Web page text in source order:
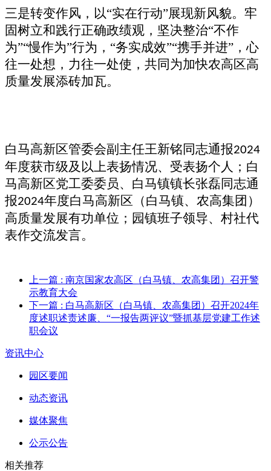
三是转变作风，以“实在行动”展现新风貌。牢
固树立和践行正确政绩观，坚决整治“不作
为”“慢作为”行为，“务实成效”“携手并进”，心
往一处想，力往一处使，共同为加快农高区高
质量发展添砖加瓦。
白马高新区管委会副主任王新铭同志通报2024
年度获市级及以上表扬情况、受表扬个人；白
马高新区党工委委员、白马镇镇长张磊同志通
报2024年度白马高新区（白马镇、农高集团）
高质量发展有功单位；园镇班子领导、村社代
表作交流发言。
上一篇 : 南京国家农高区（白马镇、农高集团）召开警
示教育大会
下一篇 : 白马高新区（白马镇、农高集团）召开2024年
度述职述责述廉、“一报告两评议”暨抓基层党建工作述
职会议
资讯中心
园区要闻
动态资讯
媒体聚焦
公示公告
相关推荐